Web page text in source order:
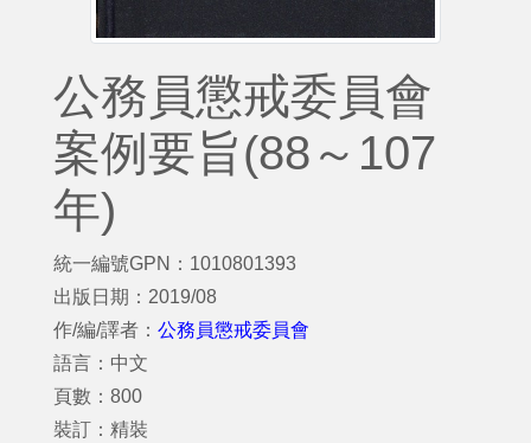
公務員懲戒委員會
案例要旨(88～107
年)
統一編號GPN：1010801393
出版日期：2019/08
作/編/譯者： 公務員懲戒委員會
語言：中文
頁數：800
裝訂：精裝